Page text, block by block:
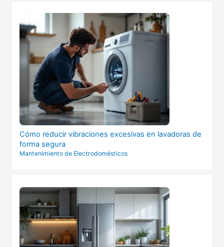
Cómo reducir vibraciones excesivas en lavadoras de
forma segura
Mantenimiento de Electrodomésticos